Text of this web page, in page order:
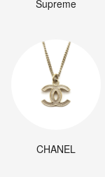
Supreme
CHANEL